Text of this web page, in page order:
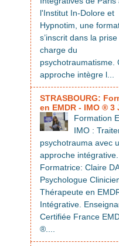
l'Institut In-Dolore et
Hypnotim, une
s’inscrit dans la prise
charge du
psychotraumatisme.
approche intègre l...
STRASBOURG:
en EMDR - IMO ® 3
Formation
IMO :
psychotrauma avec
approche intégrative.
Formatrice: Claire
Psychologue
Thérapeute en
Intégrative.
Certifiée France
®....